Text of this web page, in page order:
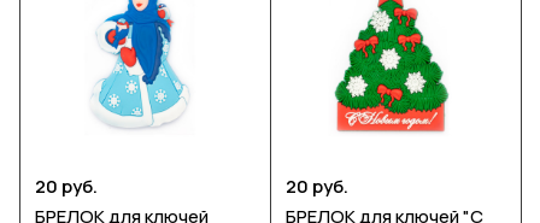
20 руб.
БРЕЛОК для ключей
20 руб.
БРЕЛОК для ключей "С